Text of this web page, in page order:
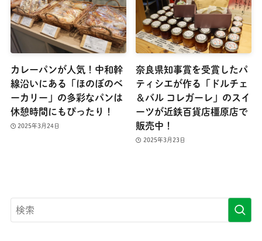
カレーパンが人気！中和幹
線沿いにある「ほのぼのベ
ーカリー」の多彩なパンは
休憩時間にもぴったり！
2025年3月24日
奈良県知事賞を受賞したパ
ティシエが作る「ドルチェ
＆バル コレガーレ」のスイ
ーツが近鉄百貨店橿原店で
販売中！
2025年3月23日